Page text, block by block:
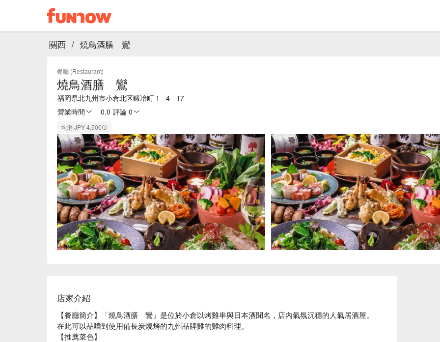
關西 / 燒鳥酒膳 鸞
餐廳 (Restaurant)
燒鳥酒膳 鸞
福岡県北九州市小倉北区鍛冶町 1 - 4 - 17
營業時間
0.0 評論 0
均消 JPY 4,500
店家介紹
【餐廳簡介】「燒鳥酒膳　鸞」是位於小倉以烤雞串與日本酒聞名，店內氣氛沉穩的人氣居酒屋。
在此可以品嚐到使用備長炭燒烤的九州品牌雞的雞肉料理。
【推薦菜色】